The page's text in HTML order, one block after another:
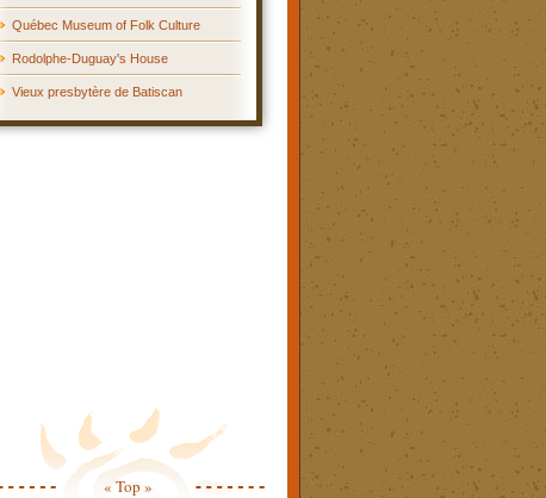
Québec Museum of Folk Culture
Rodolphe-Duguay's House
Vieux presbytère de Batiscan
« Top »